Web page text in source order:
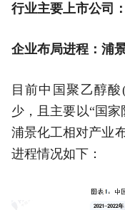
行业主要上市公司：
企业布局进程：浦
目前中国聚乙醇
少，且主要以“国家
浦景化工相对产业
进程情况如下：